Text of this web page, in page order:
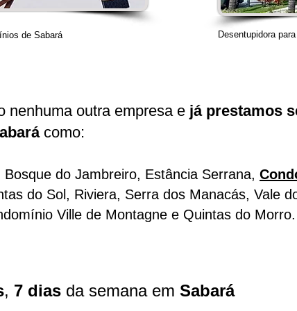
de Sabará Desentupidora
nenhuma outra empresa e já prestamos
como:
do Jambreiro, Estância Serrana,
do Sol, Riviera, Serra dos Manacás, Vale
Ville de Montagne e Quintas do Morro.
, 7 dias da semana em Sabará